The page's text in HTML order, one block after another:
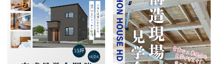
感謝訪問・長期保証
直営工事
1メーターモジュール
理想の木材「檜」
平屋の家
外観・インテリア集
選ばれる理由
リフォームの流れ
介護保険利用で快適リフォーム
賃貸併用住宅のメリット
安心のサポートシステム
分譲住宅・土地
分譲マンション
分譲マンション トップ